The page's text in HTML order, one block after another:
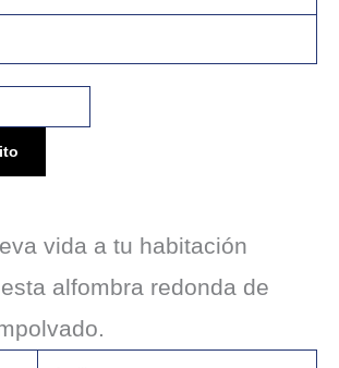
vida a tu habitación
alfombra redonda de